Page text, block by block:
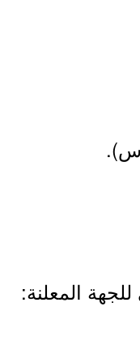
المعلنة: